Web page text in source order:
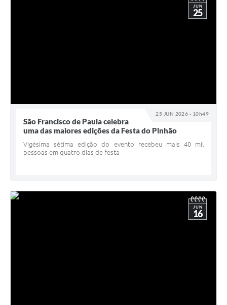
25 JUN 2026 - 10h49
JUN
25
São Francisco de Paula celebra
uma das maiores edições da Festa do Pinhão
Vigésima sétima edição do evento recebeu mais 40 mil
pessoas em quatro dias de festa
JUN
16